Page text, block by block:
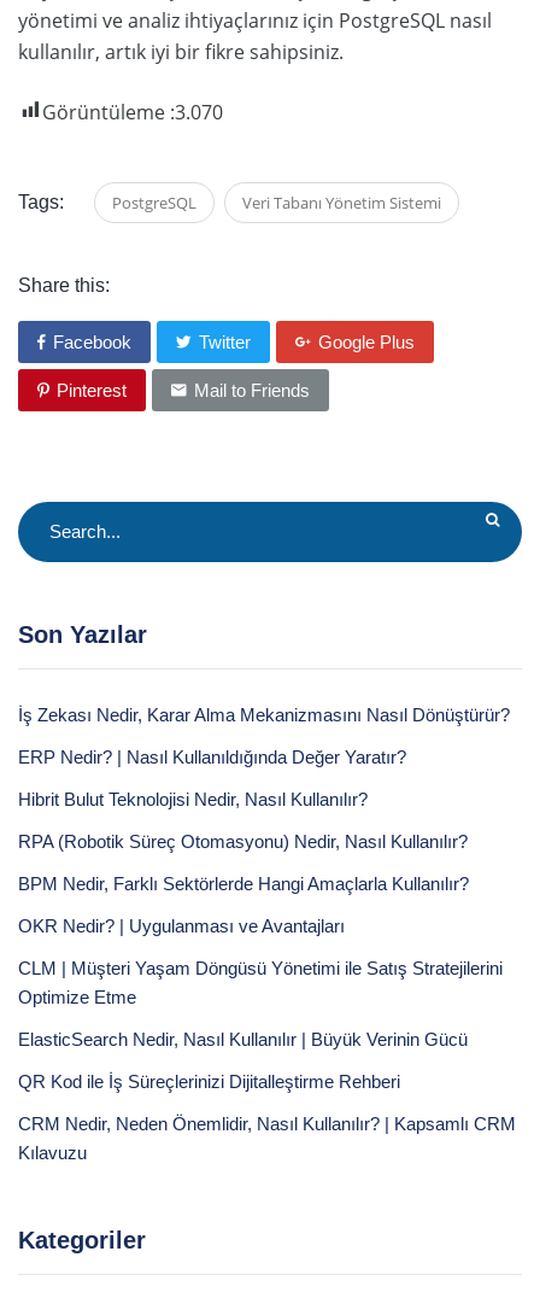
yönetimi ve analiz ihtiyaçlarınız için PostgreSQL nasıl
kullanılır, artık iyi bir fikre sahipsiniz.
Görüntüleme :3.070
Tags: PostgreSQL Veri Tabanı Yönetim Sistemi
Share this:
Facebook Twitter Google Plus
Pinterest Mail to Friends
Son Yazılar
İş Zekası Nedir, Karar Alma Mekanizmasını Nasıl Dönüştürür?
ERP Nedir? | Nasıl Kullanıldığında Değer Yaratır?
Hibrit Bulut Teknolojisi Nedir, Nasıl Kullanılır?
RPA (Robotik Süreç Otomasyonu) Nedir, Nasıl Kullanılır?
BPM Nedir, Farklı Sektörlerde Hangi Amaçlarla Kullanılır?
OKR Nedir? | Uygulanması ve Avantajları
CLM | Müşteri Yaşam Döngüsü Yönetimi ile Satış Stratejilerini
Optimize Etme
ElasticSearch Nedir, Nasıl Kullanılır | Büyük Verinin Gücü
QR Kod ile İş Süreçlerinizi Dijitalleştirme Rehberi
CRM Nedir, Neden Önemlidir, Nasıl Kullanılır? | Kapsamlı CRM
Kılavuzu
Kategoriler